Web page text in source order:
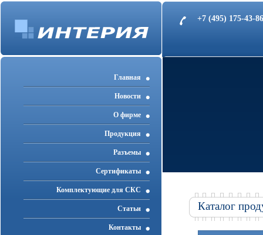
+7 (495) 175-43-
Главная
Новости
О фирме
Продукция
Разъемы
Cертификаты
Комплектующие для СКС
Статьи
Контакты
Каталог